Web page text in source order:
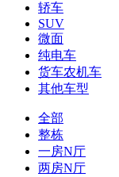
轿车
SUV
微面
纯电车
货车农机车
其他车型
全部
整栋
一房N厅
两房N厅